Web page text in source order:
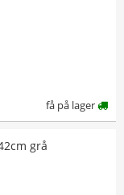
få på lager
grå